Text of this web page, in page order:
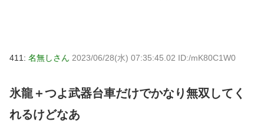
411: 名無しさん 2023/06/28(水) 07:35:45.02 ID:/mK80C1W0
氷龍＋つよ武器台車だけでかなり無双してく
れるけどなあ